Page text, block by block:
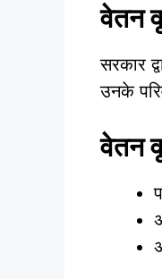
वेतन
सरकार
उनके
वेतन